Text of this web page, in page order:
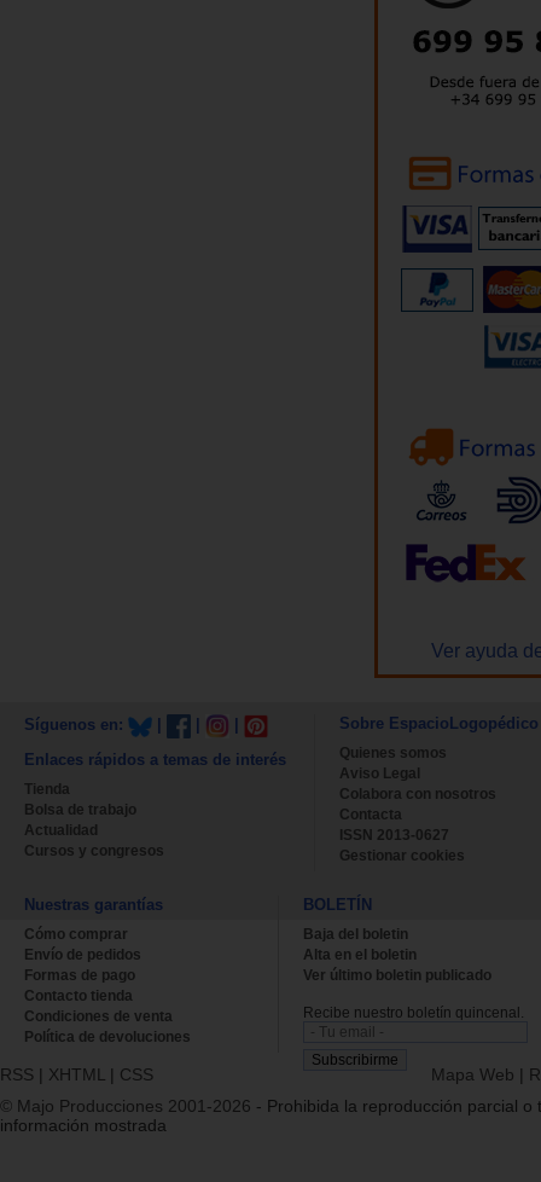
Ver ayuda
Síguenos en:
Enlaces rápidos a temas de interés
Tienda
Bolsa de trabajo
Actualidad
Cursos y congresos
Sobre EspacioLogopédico
Quienes somos
Aviso Legal
Colabora con nosotros
Contacta
ISSN 2013-0627
Gestionar cookies
Nuestras garantías
Cómo comprar
Envío de pedidos
Formas de pago
Contacto tienda
Condiciones de venta
Política de devoluciones
BOLETÍN
Baja del boletin
Alta en el boletin
Ver último boletin publicado
Recibe nuestro boletín quincenal.
RSS | XHTML | CSS Mapa Web |
© Majo Producciones 2001-2026 - Prohibida la reproducción parcial o
información mostrada